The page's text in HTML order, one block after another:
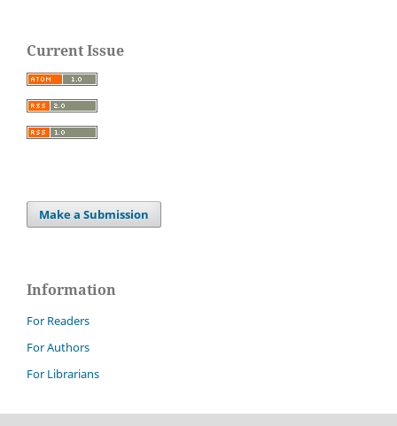
Current Issue
Make a Submission
Information
For Readers
For Authors
For Librarians